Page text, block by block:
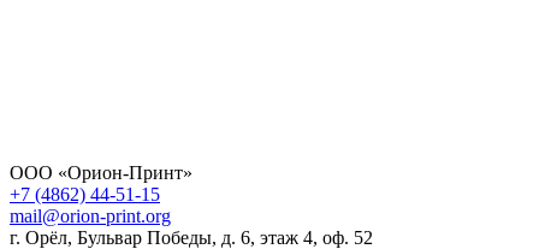
ООО «Орион-Принт»
+7 (4862) 44-51-15
mail@orion-print.org
г. Орёл, Бульвар Победы, д. 6, этаж 4, оф. 52